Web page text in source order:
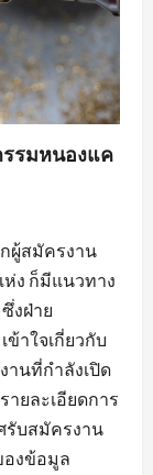
รมหนองแค
ผู้สมัครงาน
ง ก็มีแนวทาง
งฝ่าย
าใจเกี่ยวกับ
นที่กำลังเปิด
ยละเอียดการ
รับสมัครงาน
งข้อมูล